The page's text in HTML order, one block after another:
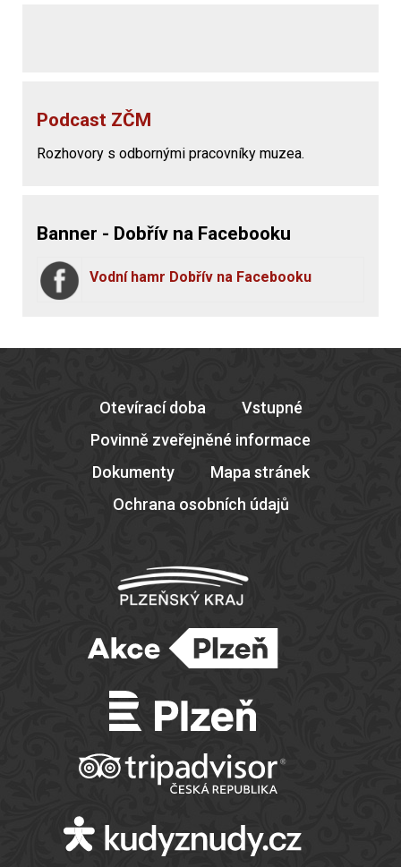
Podcast ZČM
Rozhovory s odbornými pracovníky muzea.
Banner - Dobřív na Facebooku
Vodní hamr Dobřív na Facebooku
Otevírací doba
Vstupné
Povinně zveřejněné informace
Dokumenty
Mapa stránek
Ochrana osobních údajů